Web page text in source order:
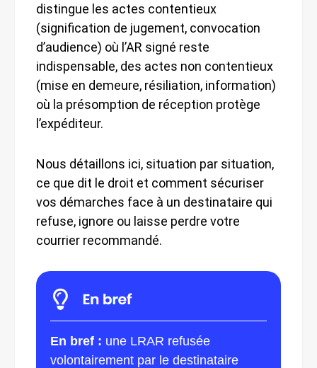
distingue les actes contentieux
(signification de jugement, convocation
d’audience) où l’AR signé reste
indispensable, des actes non contentieux
(mise en demeure, résiliation, information)
où la présomption de réception protège
l’expéditeur.
Nous détaillons ici, situation par situation,
ce que dit le droit et comment sécuriser
vos démarches face à un destinataire qui
refuse, ignore ou laisse perdre votre
courrier recommandé.
En bref : une LRAR refusée
volontairement par le destinataire